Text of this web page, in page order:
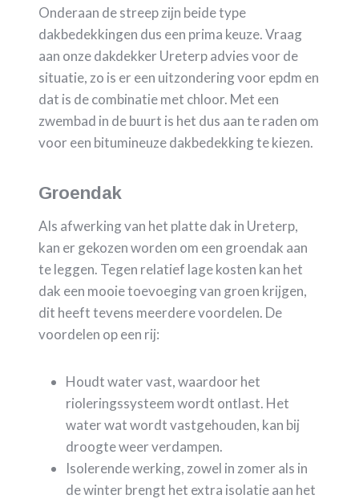
Onderaan de streep zijn beide type
dakbedekkingen dus een prima keuze. Vraag
aan onze dakdekker Ureterp advies voor de
situatie, zo is er een uitzondering voor epdm en
dat is de combinatie met chloor. Met een
zwembad in de buurt is het dus aan te raden om
voor een bitumineuze dakbedekking te kiezen.
Groendak
Als afwerking van het platte dak in Ureterp,
kan er gekozen worden om een groendak aan
te leggen. Tegen relatief lage kosten kan het
dak een mooie toevoeging van groen krijgen,
dit heeft tevens meerdere voordelen. De
voordelen op een rij:
Houdt water vast, waardoor het
rioleringssysteem wordt ontlast. Het
water wat wordt vastgehouden, kan bij
droogte weer verdampen.
Isolerende werking, zowel in zomer als in
de winter brengt het extra isolatie aan het